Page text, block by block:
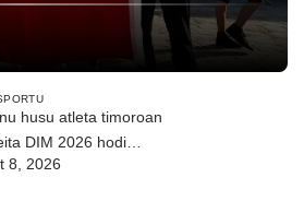
husu atleta timoroan
DIM 2026 hodi
kapasidade
8, 2026